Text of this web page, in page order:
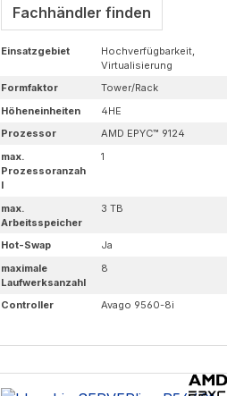
Fachhändler finden
Einsatzgebiet
Hochverfügbarkeit,
Virtualisierung
Formfaktor
Tower/Rack
Höheneinheiten
4HE
Prozessor
AMD EPYC™ 9124
max.
Prozessoranzah
l
1
max.
Arbeitsspeicher
3 TB
Hot-Swap
Ja
maximale
Laufwerksanzahl
8
Controller Avago 9560-8i